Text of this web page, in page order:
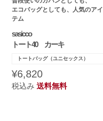
エコバッグとしても、人気のアイ
テム
sasicco
トート40 カーキ
トートバッグ（ユニセックス）
¥6,820
税込み送料無料